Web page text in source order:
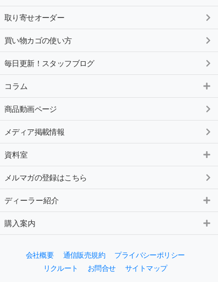
取り寄せオーダー
買い物カゴの使い方
毎日更新！スタッフブログ
コラム
商品動画ページ
メディア掲載情報
資料室
メルマガの登録はこちら
ディーラー紹介
購入案内
会社概要 通信販売規約
プライバシーポリシー
リクルート
お問合せ サイトマップ